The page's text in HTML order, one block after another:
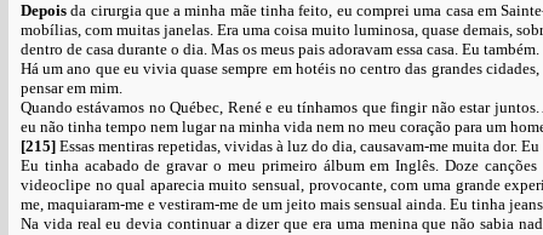
Depois da cirurgia que a minha mãe tinha feito, eu comprei uma casa em
mobílias, com muitas janelas. Era uma coisa muito luminosa, quase demais,
dentro de casa durante o dia. Mas os meus pais adoravam essa casa. Eu
Há um ano que eu vivia quase sempre em hotéis no centro das grandes
pensar em mim.
Quando estávamos no Québec, René e eu tínhamos que fingir não estar
eu não tinha tempo nem lugar na minha vida nem no meu coração para um
[215] Essas mentiras repetidas, vividas à luz do dia, causavam-me muita dor.
Eu tinha acabado de gravar o meu primeiro álbum em Inglês. Doze
videoclipe no qual aparecia muito sensual, provocante, com uma grande
me, maquiaram-me e vestiram-me de um jeito mais sensual ainda. Eu tinha
Na vida real eu devia continuar a dizer que era uma menina que não sabia